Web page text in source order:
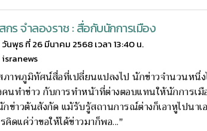
กร จําลองราช : สื่อกับนักการเมือง
วันพุธ ที่ 26 มีนาคม 2568 เวลา 13:40 น.
isranews
ภาพภูมิทัศน์สื่อที่เปลี่ยนแปลงไป นักข่าวจำนวนหนึ่
คนทำข่าว กับการทำหน้าที่ต่างตอบแทนให้นักการเ
ข่าวต้นสังกัด แม้รับรู้สถานการณ์ต่างก็เอาหูไปนาเอ
คิดแค่ว่าขอให้ได้ข่าวมาก็พอ..."